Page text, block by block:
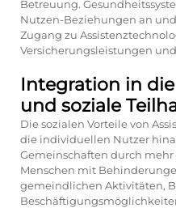
Betreuung.
Nutzen-Beziehungen an
Zugang zu
Versicherungsleistungen
Integration in
und soziale
Die sozialen Vorteile von
die individuellen Nutzer
Gemeinschaften durch
Menschen mit
gemeindlichen Aktivitäten,